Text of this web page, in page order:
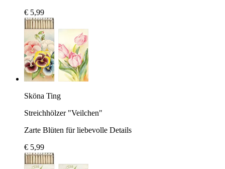
€ 5,99
Sköna Ting
Streichhölzer "Veilchen"
Zarte Blüten für liebevolle Details
€ 5,99